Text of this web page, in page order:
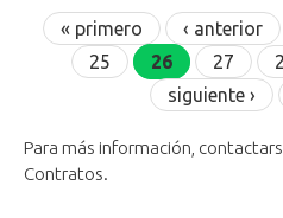
Páginas
« primero ‹ anterior
25
26 27
siguiente ›
Para más información,
Contratos.